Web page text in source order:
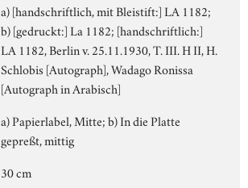
a) [handschriftlich, mit Bleistift:] LA 1182;
b) [gedruckt:] La 1182; [handschriftlich:]
LA 1182, Berlin v. 25.11.1930, T. III. H II, H.
Schlobis [Autograph], Wadago Ronissa
[Autograph in Arabisch]
a) Papierlabel, Mitte; b) In die Platte
gepreßt, mittig
30 cm